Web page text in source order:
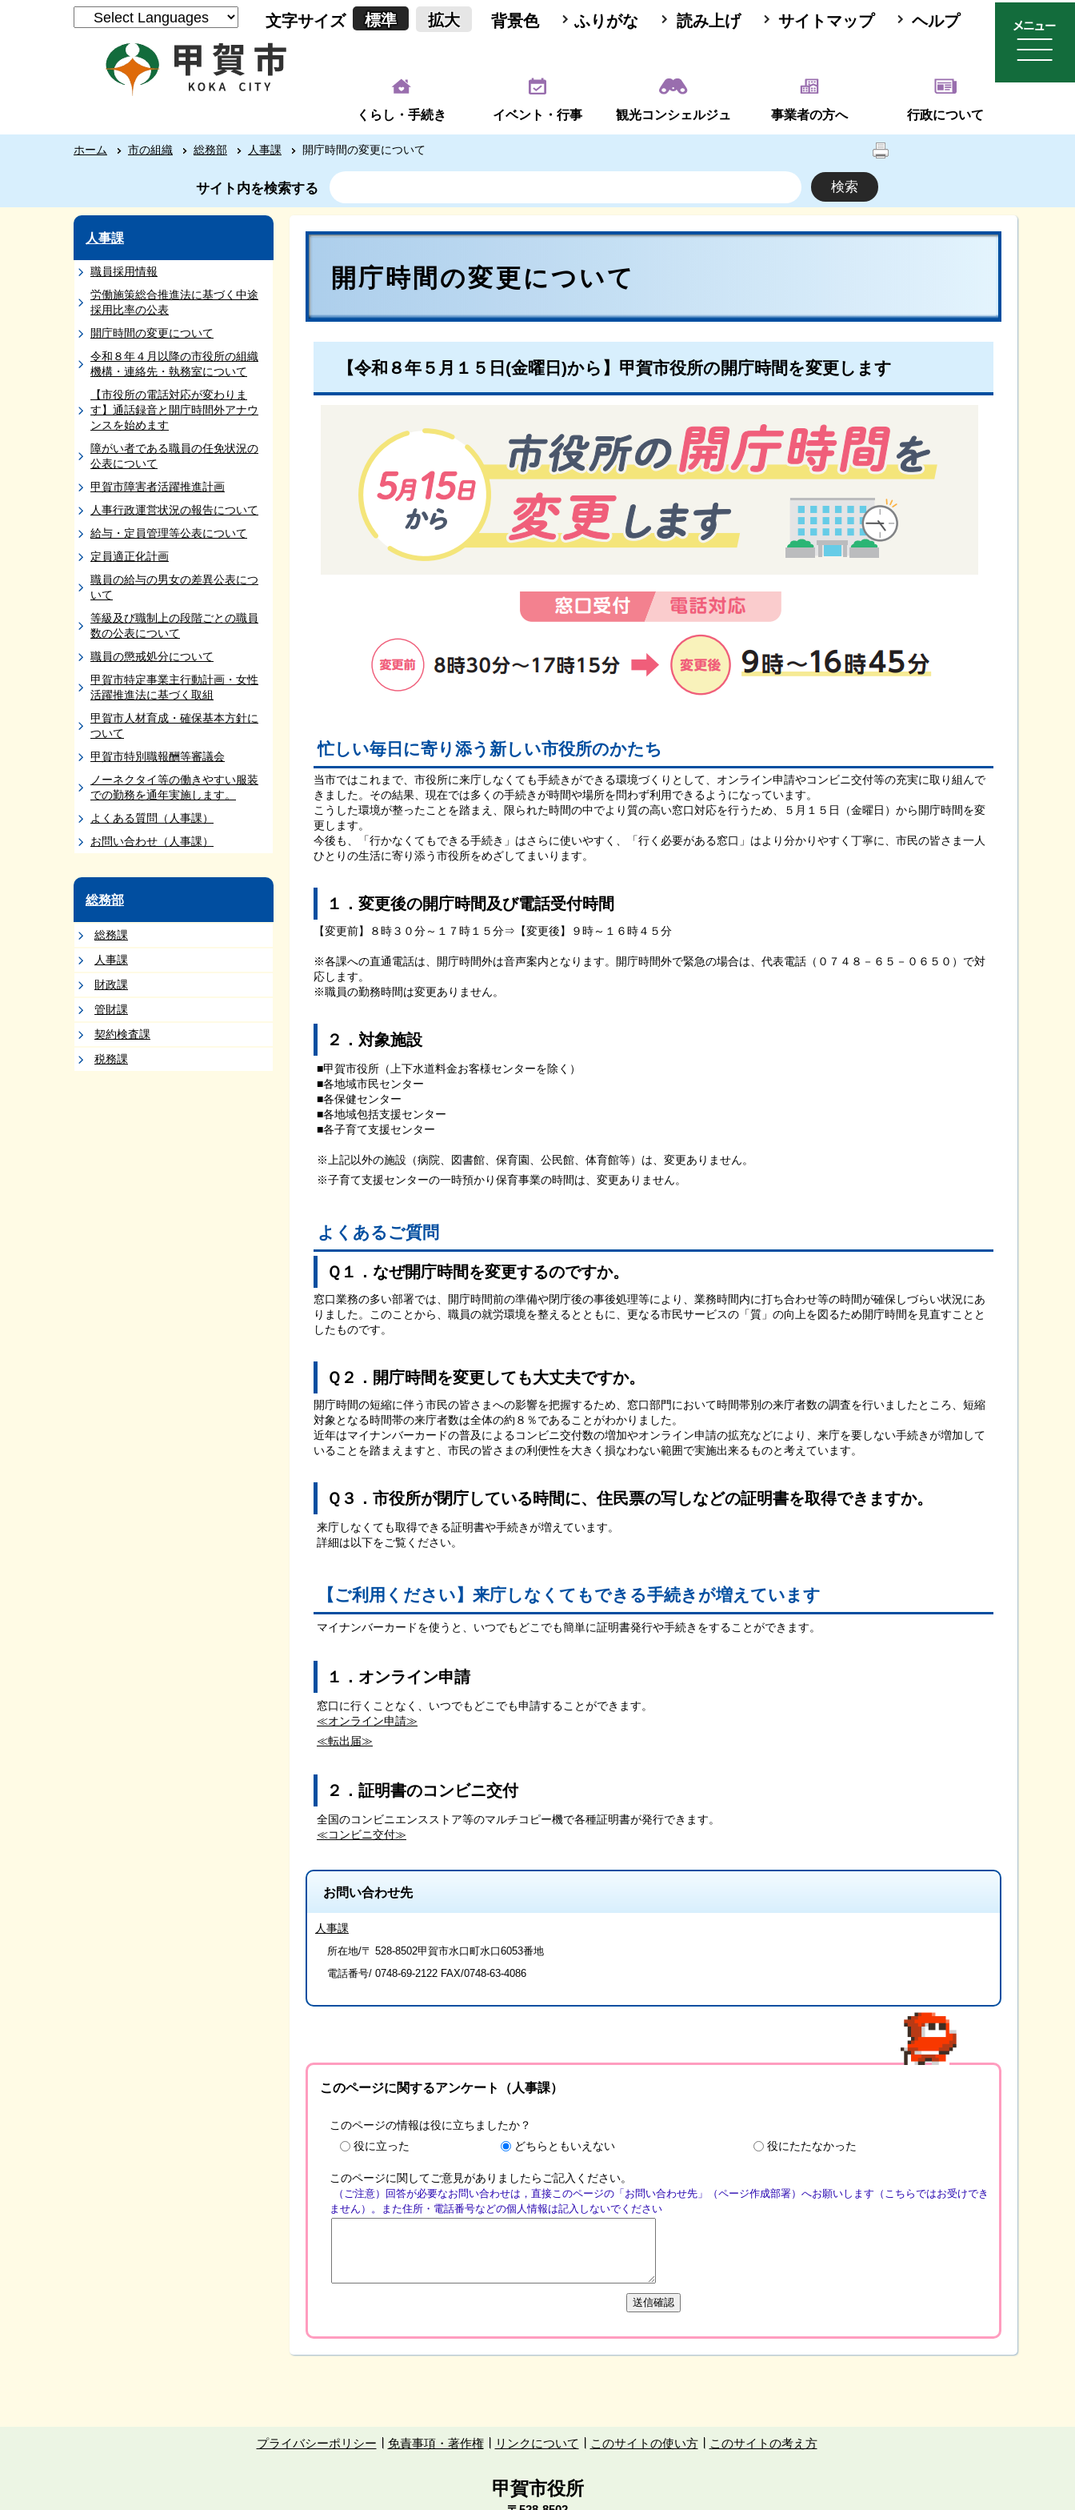
文字サイズ 標準 拡大 背景色 ふりがな 読み上げ サイトマップ ヘルプ
くらし・手続き イベント・行事 観光コンシェルジュ 事業者の方へ 行政について
ホーム 市の組織 総務部 人事課 開庁時間の変更について
サイト内を検索する
人事課
職員採用情報
労働施策総合推進法に基づく中途
採用比率の公表
開庁時間の変更について
令和８年４月以降の市役所の組織
機構・連絡先・執務室について
【市役所の電話対応が変わりま
す】通話録音と開庁時間外アナウ
ンスを始めます
障がい者である職員の任免状況の
公表について
甲賀市障害者活躍推進計画
人事行政運営状況の報告について
給与・定員管理等公表について
定員適正化計画
職員の給与の男女の差異公表につ
いて
等級及び職制上の段階ごとの職員
数の公表について
職員の懲戒処分について
甲賀市特定事業主行動計画・女性
活躍推進法に基づく取組
甲賀市人材育成・確保基本方針に
ついて
甲賀市特別職報酬等審議会
ノーネクタイ等の働きやすい服装
での勤務を通年実施します。
よくある質問（人事課）
お問い合わせ（人事課）
総務部
総務課
人事課
財政課
管財課
契約検査課
税務課
開庁時間の変更について
【令和８年５月１５日(金曜日)から】甲賀市役所の開庁時間を変更します
忙しい毎日に寄り添う新しい市役所のかたち
当市ではこれまで、市役所に来庁しなくても手続きができる環境づくりとして、オンライン申請やコンビニ交付等の充実に取り組んで
きました。その結果、現在では多くの手続きが時間や場所を問わず利用できるようになっています。
こうした環境が整ったことを踏まえ、限られた時間の中でより質の高い窓口対応を行うため、５月１５日（金曜日）から開庁時間を変
更します。
今後も、「行かなくてもできる手続き」はさらに使いやすく、「行く必要がある窓口」はより分かりやすく丁寧に、市民の皆さま一人
ひとりの生活に寄り添う市役所をめざしてまいります。
１．変更後の開庁時間及び電話受付時間
【変更前】８時３０分～１７時１５分⇒【変更後】９時～１６時４５分
※各課への直通電話は、開庁時間外は音声案内となります。開庁時間外で緊急の場合は、代表電話（０７４８－６５－０６５０）で対
応します。
※職員の勤務時間は変更ありません。
２．対象施設
■甲賀市役所（上下水道料金お客様センターを除く）
■各地域市民センター
■各保健センター
■各地域包括支援センター
■各子育て支援センター
※上記以外の施設（病院、図書館、保育園、公民館、体育館等）は、変更ありません。
※子育て支援センターの一時預かり保育事業の時間は、変更ありません。
よくあるご質問
Ｑ１．なぜ開庁時間を変更するのですか。
窓口業務の多い部署では、開庁時間前の準備や閉庁後の事後処理等により、業務時間内に打ち合わせ等の時間が確保しづらい状況にあ
りました。このことから、職員の就労環境を整えるとともに、更なる市民サービスの「質」の向上を図るため開庁時間を見直すことと
したものです。
Ｑ２．開庁時間を変更しても大丈夫ですか。
開庁時間の短縮に伴う市民の皆さまへの影響を把握するため、窓口部門において時間帯別の来庁者数の調査を行いましたところ、短縮
対象となる時間帯の来庁者数は全体の約８％であることがわかりました。
近年はマイナンバーカードの普及によるコンビニ交付数の増加やオンライン申請の拡充などにより、来庁を要しない手続きが増加して
いることを踏まえますと、市民の皆さまの利便性を大きく損なわない範囲で実施出来るものと考えています。
Ｑ３．市役所が閉庁している時間に、住民票の写しなどの証明書を取得できますか。
来庁しなくても取得できる証明書や手続きが増えています。
詳細は以下をご覧ください。
【ご利用ください】来庁しなくてもできる手続きが増えています
マイナンバーカードを使うと、いつでもどこでも簡単に証明書発行や手続きをすることができます。
１．オンライン申請
窓口に行くことなく、いつでもどこでも申請することができます。
≪オンライン申請≫
≪転出届≫
２．証明書のコンビニ交付
全国のコンビニエンスストア等のマルチコピー機で各種証明書が発行できます。
≪コンビニ交付≫
お問い合わせ先
人事課
所在地/〒 528-8502甲賀市水口町水口6053番地
電話番号/ 0748-69-2122 FAX/0748-63-4086
このページに関するアンケート（人事課）
このページの情報は役に立ちましたか？
役に立った
どちらともいえない 役にたたなかった
このページに関してご意見がありましたらご記入ください。
（ご注意）回答が必要なお問い合わせは，直接このページの「お問い合わせ先」（ページ作成部署）へお願いします（こちらではお受けでき
ません）。また住所・電話番号などの個人情報は記入しないでください
プライバシーポリシー 免責事項・著作権 リンクについて このサイトの使い方 このサイトの考え方
甲賀市役所